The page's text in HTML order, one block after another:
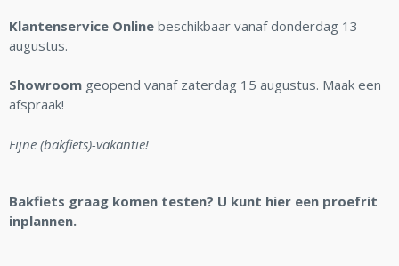
Klantenservice Online beschikbaar vanaf donderdag 13
augustus.
Showroom geopend vanaf zaterdag 15 augustus. Maak een
afspraak!
Fijne (bakfiets)-vakantie!
Bakfiets graag komen testen? U kunt hier een proefrit
inplannen.